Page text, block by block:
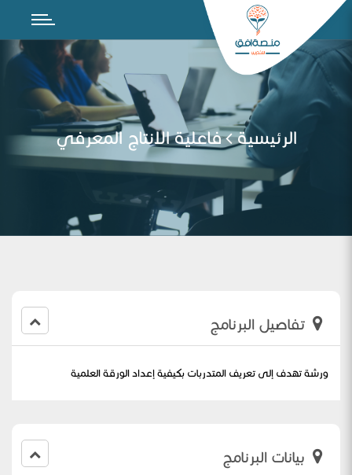
الرئيسية فاعلية الانتاج المعرفي
تفاصيل البرنامج
ورشة تهدف إلى تعريف المتدربات بكيفية إعداد الورقة العلمية
بيانات البرنامج